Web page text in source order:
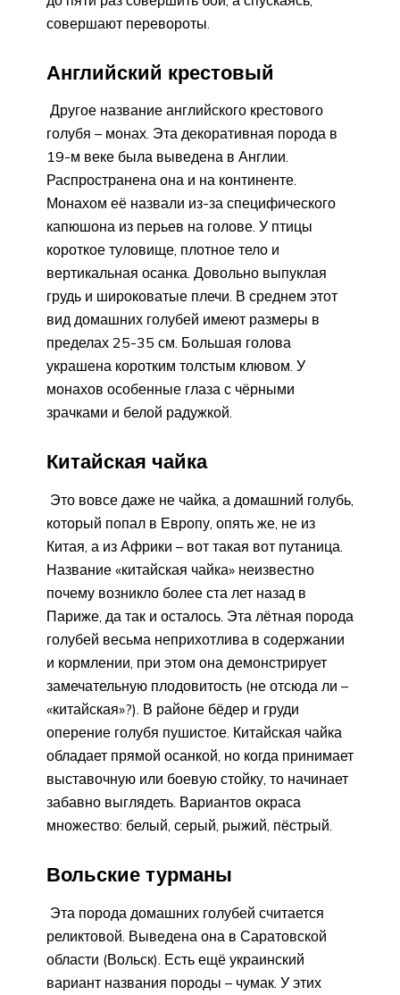
совершают перевороты.
Английский крестовый
Другое название английского крестового
голубя – монах. Эта декоративная порода в
19-м веке была выведена в Англии.
Распространена она и на континенте.
Монахом её назвали из-за специфического
капюшона из перьев на голове. У птицы
короткое туловище, плотное тело и
вертикальная осанка. Довольно выпуклая
грудь и широковатые плечи. В среднем этот
вид домашних голубей имеют размеры в
пределах 25-35 см. Большая голова
украшена коротким толстым клювом. У
монахов особенные глаза с чёрными
зрачками и белой радужкой.
Китайская чайка
Это вовсе даже не чайка, а домашний голубь,
который попал в Европу, опять же, не из
Китая, а из Африки – вот такая вот путаница.
Название «китайская чайка» неизвестно
почему возникло более ста лет назад в
Париже, да так и осталось. Эта лётная порода
голубей весьма неприхотлива в содержании
и кормлении, при этом она демонстрирует
замечательную плодовитость (не отсюда ли –
«китайская»?). В районе бёдер и груди
оперение голубя пушистое. Китайская чайка
обладает прямой осанкой, но когда принимает
выставочную или боевую стойку, то начинает
забавно выглядеть. Вариантов окраса
множество: белый, серый, рыжий, пёстрый.
Вольские турманы
Эта порода домашних голубей считается
реликтовой. Выведена она в Саратовской
области (Вольск). Есть ещё украинский
вариант названия породы – чумак. У этих